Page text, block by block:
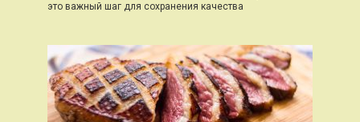
это важный шаг для сохранения качества